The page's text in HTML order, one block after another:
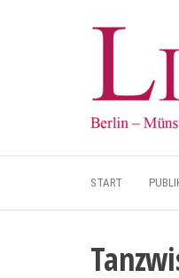
START